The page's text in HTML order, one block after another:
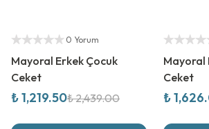
Yetkili Satıcı
0 Yorum
Mayoral Erkek Çocuk
Ceket
₺ 1,219.50₺ 2,439.00
Yetkili
Kombinli
Mayoral
Ceket
₺